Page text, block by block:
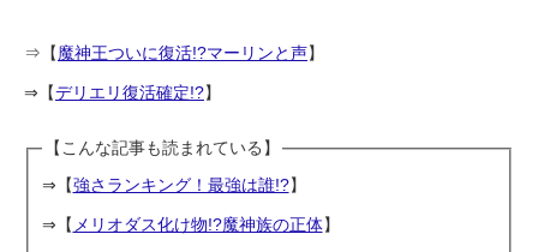
⇒【魔神王ついに復活!?マーリンと声】
⇒【デリエリ復活確定!?】
【こんな記事も読まれている】
⇒【強さランキング！最強は誰!?】
⇒【 メリオダス化け物!?魔神族の正体】